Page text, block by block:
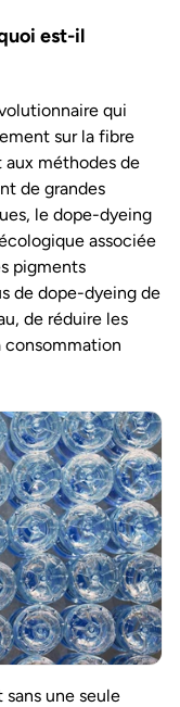
est-il
qui
sur la fibre
méthodes de
de grandes
le dope-dyeing
associée
pigments
de dope-dyeing de
de réduire les
une seule